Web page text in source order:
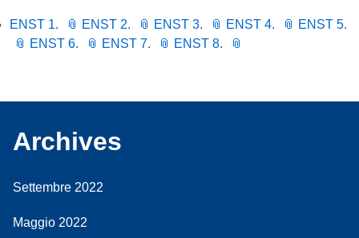
ENST 1. ENST 2. ENST 3. ENST 4.
ENST 5.
ENST 6.
ENST 7. ENST 8.
Archives
Settembre 2022
Maggio 2022